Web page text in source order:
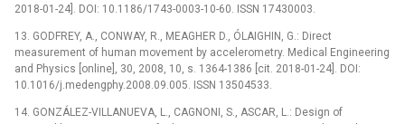
2018-01-24]. DOI: 10.1186/1743-0003-10-60. ISSN 17430003.
13. GODFREY, A., CONWAY, R., MEAGHER D., ÓLAIGHIN, G.: Direct
measurement of human movement by accelerometry. Medical Engineering
and Physics [online], 30, 2008, 10, s. 1364-1386 [cit. 2018-01-24]. DOI:
10.1016/j.medengphy.2008.09.005. ISSN 13504533.
14. GONZÁLEZ-VILLANUEVA, L., CAGNONI, S., ASCAR, L.: Design of